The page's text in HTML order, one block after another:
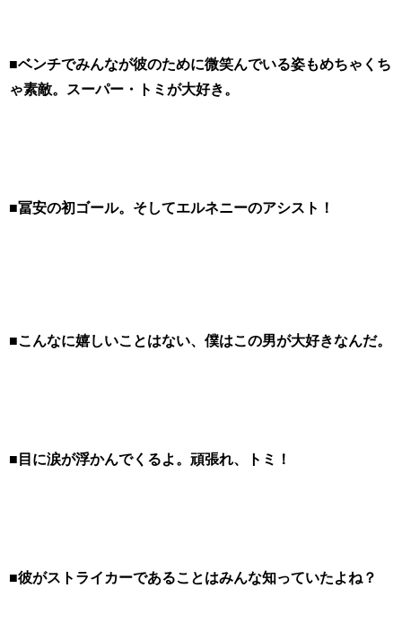
■ベンチでみんなが彼のために微笑んでいる姿もめちゃくち
ゃ素敵。スーパー・トミが大好き。
■冨安の初ゴール。そしてエルネニーのアシスト！
■こんなに嬉しいことはない、僕はこの男が大好きなんだ。
■目に涙が浮かんでくるよ。頑張れ、トミ！
■彼がストライカーであることはみんな知っていたよね？